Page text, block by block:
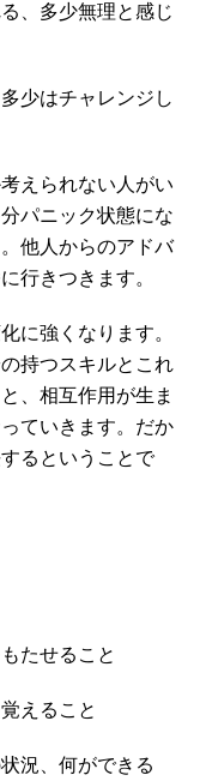
、多少無理と感じ
少はチャレンジし
えられない人がい
パニック状態にな
他人からのアドバ
行きつきます。
に強くなります。
持つスキルとこれ
、相互作用が生ま
ていきます。だか
るということで
たせること
えること
況、何ができる